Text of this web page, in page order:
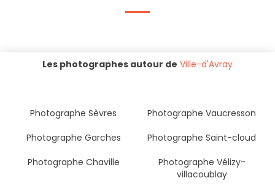
Les photographes autour de Ville-d'Avray
Photographe Sèvres
Photographe Vaucresson
Photographe Garches
Photographe Saint-cloud
Photographe Chaville
Photographe Vélizy-
villacoublay